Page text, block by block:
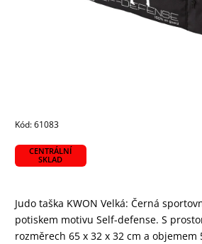
Kód:61083
CENTRÁLNÍ
SKLAD
Judo taška KWON Velká: Černá
potiskem motivu Self-defense. S
rozměrech 65 x 32 x 32 cm a objemem